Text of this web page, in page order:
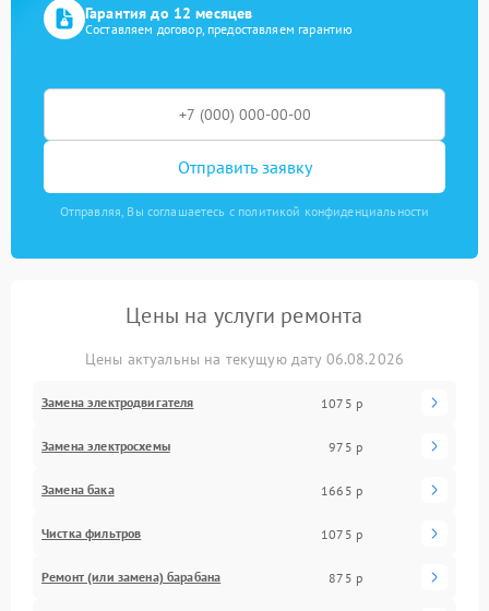
Гарантия до 12 месяцев
Составляем договор, предоставляем гарантию
Отправить заявку
Отправляя, Вы соглашаетесь с политикой конфиденциальности
Цены на услуги ремонта
Цены актуальны на текущую дату 06.08.2026
Замена электродвигателя 1075 р
Замена электросхемы 975 р
Замена бака 1665 р
Чистка фильтров 1075 р
Ремонт (или замена) барабана 875 р